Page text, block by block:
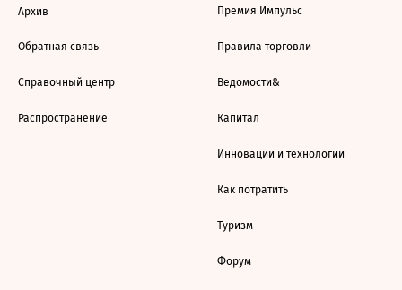
Архив
Обратная связь
Справочный центр
Распространение
Премия Импульс
Правила торговли
Ведомости&
Капитал
Инновации и технологии
Как потратить
Туризм
Форум